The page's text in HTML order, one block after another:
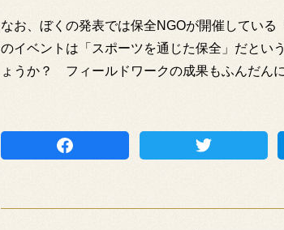
なお、ぼくの発表では保全NGOが開催してい
のイベントは「スポーツを通じた保全」だとい
ょうか？ フィールドワークの成果もふんだん